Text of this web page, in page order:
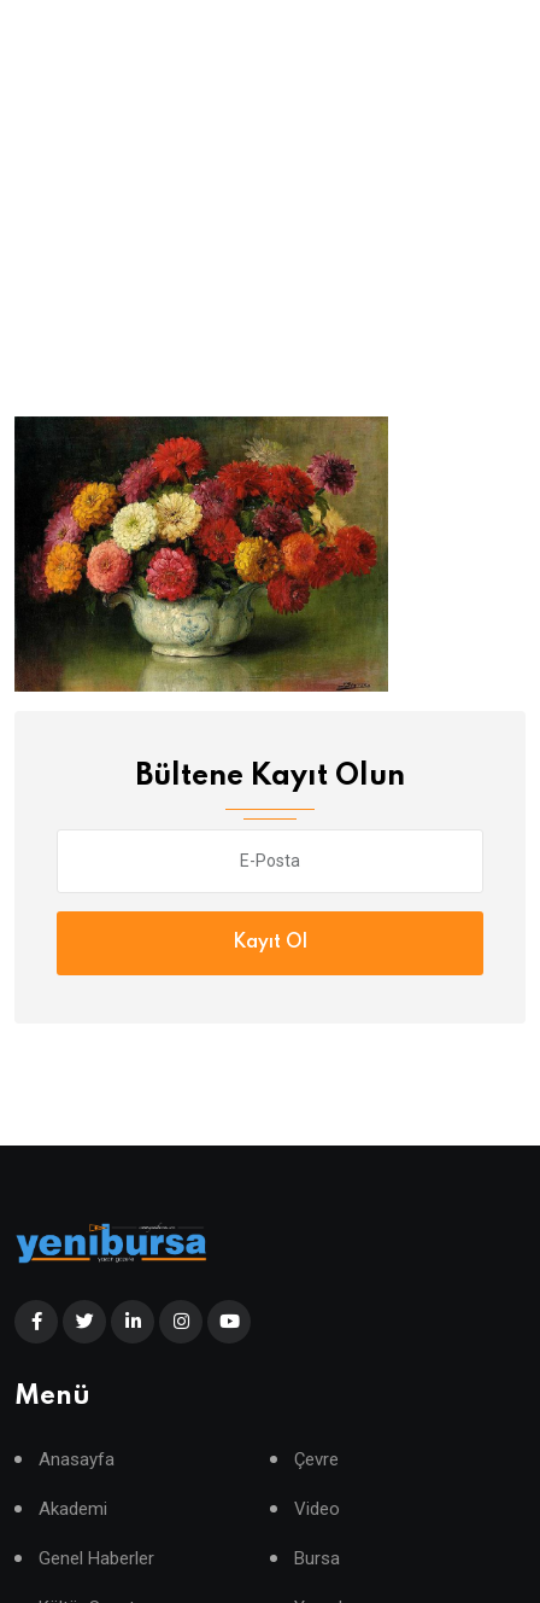
Bültene Kayıt Olun
Kayıt Ol
Menü
Anasayfa Çevre
Akademi Video
Genel Haberler Bursa